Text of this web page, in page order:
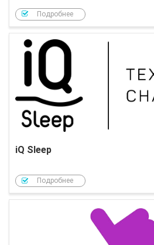
Подробнее
iQ Sleep
Подробнее